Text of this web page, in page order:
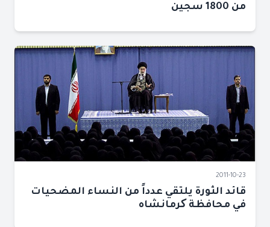
من 1800 سجين
2011-10-23
قائد الثورة يلتقي عدداً من النساء المضحيات
في محافظة کرمانشاه